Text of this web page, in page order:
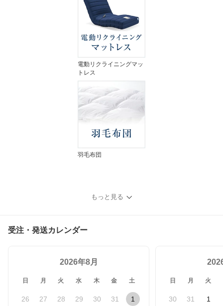
電動リクライニングマッ
トレス
羽毛布団
もっと見る
受注・発送カレンダー
2026年8月
日 月 火 水 木 金 土
26 27 28 29 30 31 1
日 月 火
30 31 1